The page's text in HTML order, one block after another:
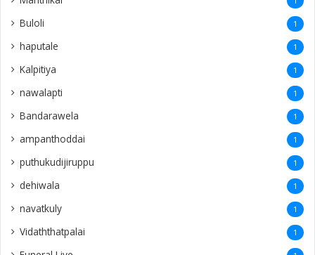
Buloli 1
haputale 1
Kalpitiya 1
nawalapti 1
Bandarawela 1
ampanthoddai 1
puthukudijiruppu 1
dehiwala 1
navatkuly 1
Vidaththatpalai 1